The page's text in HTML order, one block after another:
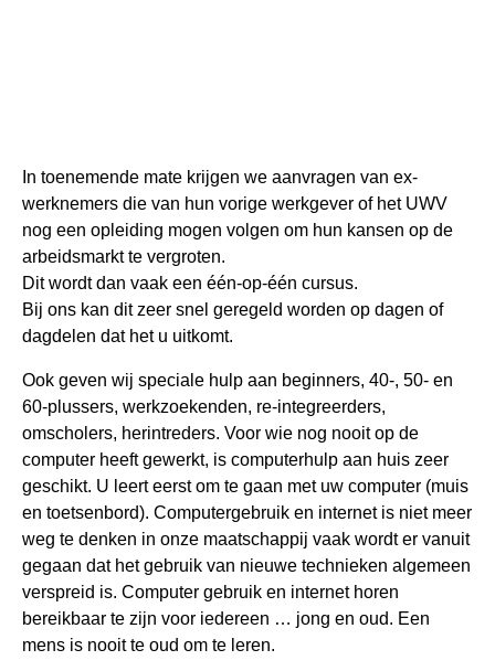
In toenemende mate krijgen we aanvragen van ex-
werknemers die van hun vorige werkgever of het UWV
nog een opleiding mogen volgen om hun kansen op de
arbeidsmarkt te vergroten.
Dit wordt dan vaak een één-op-één cursus.
Bij ons kan dit zeer snel geregeld worden op dagen of
dagdelen dat het u uitkomt.
Ook geven wij speciale hulp aan beginners, 40-, 50- en
60-plussers, werkzoekenden, re-integreerders,
omscholers, herintreders. Voor wie nog nooit op de
computer heeft gewerkt, is computerhulp aan huis zeer
geschikt. U leert eerst om te gaan met uw computer (muis
en toetsenbord). Computergebruik en internet is niet meer
weg te denken in onze maatschappij vaak wordt er vanuit
gegaan dat het gebruik van nieuwe technieken algemeen
verspreid is. Computer gebruik en internet horen
bereikbaar te zijn voor iedereen … jong en oud. Een
mens is nooit te oud om te leren.